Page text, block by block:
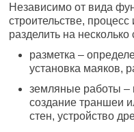
Независимо от вида
строительстве,
разделить на несколько
разметка –
установка маяков,
земляные работы –
создание траншеи
стен, устройство